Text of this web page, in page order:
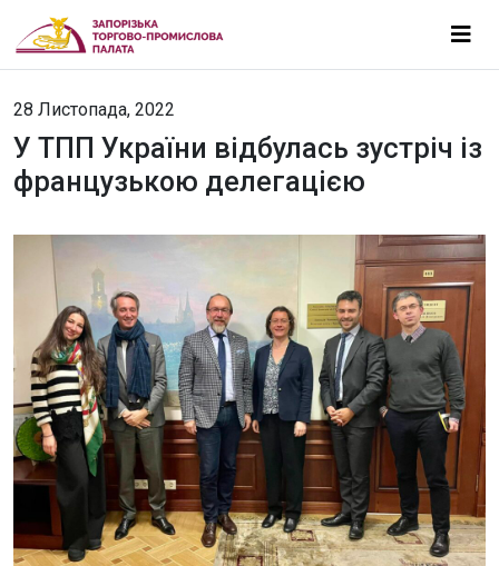
28 Листопада, 2022
У ТПП України відбулась зустріч із
французькою делегацією